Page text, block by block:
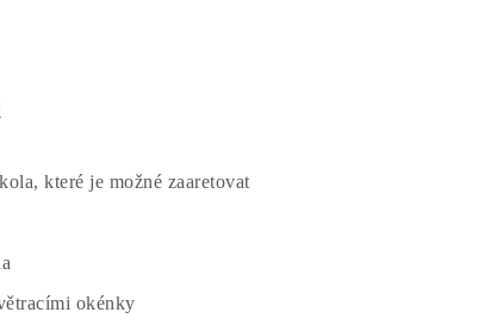
které je možné zaaretovat
okénky